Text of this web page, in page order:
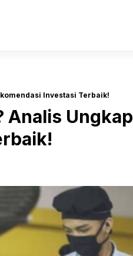
Investasi Terbaik!
Analis Ungkap